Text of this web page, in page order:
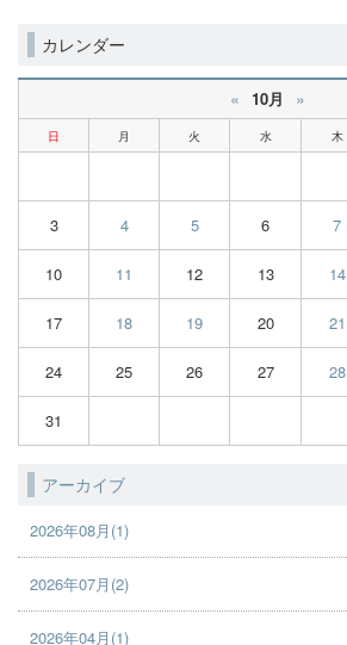
カレンダー
« 10月 »
日 月 火 水 木
3 4 5 6 7
10 11 12 13 14
17 18 19 20 21
24 25 26 27 28
31
アーカイブ
2026年08月(1)
2026年07月(2)
2026年04月(1)